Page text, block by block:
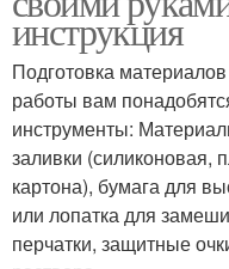
инструкция
Подготовка
работы вам
инструменты:
заливки (силиконовая,
картона), бумага для
или лопатка для
перчатки, защитные